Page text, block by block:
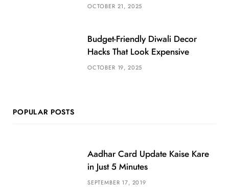
OCTOBER 21, 2025
Budget-Friendly Diwali Decor
Hacks That Look Expensive
OCTOBER 19, 2025
POPULAR POSTS
Aadhar Card Update Kaise Kare
in Just 5 Minutes
SEPTEMBER 17, 2019